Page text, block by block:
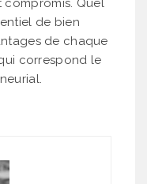
compromis. Quel
de bien
de chaque
correspond le